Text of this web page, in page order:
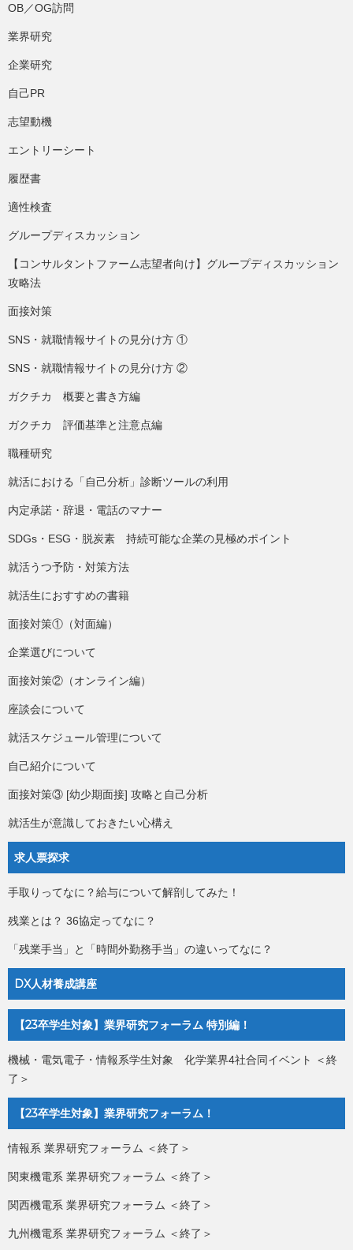
OB／OG訪問
業界研究
企業研究
自己PR
志望動機
エントリーシート
履歴書
適性検査
グループディスカッション
【コンサルタントファーム志望者向け】グループディスカッション
攻略法
面接対策
SNS・就職情報サイトの見分け方 ①
SNS・就職情報サイトの見分け方 ②
ガクチカ 概要と書き方編
ガクチカ 評価基準と注意点編
職種研究
就活における「自己分析」診断ツールの利用
内定承諾・辞退・電話のマナー
SDGs・ESG・脱炭素 持続可能な企業の見極めポイント
就活うつ予防・対策方法
就活生におすすめの書籍
面接対策①（対面編）
企業選びについて
面接対策②（オンライン編）
座談会について
就活スケジュール管理について
自己紹介について
面接対策③ [幼少期面接] 攻略と自己分析
就活生が意識しておきたい心構え
求人票探求
手取りってなに？給与について解剖してみた！
残業とは？ 36協定ってなに？
「残業手当」と「時間外勤務手当」の違いってなに？
DX人材養成講座
【23卒学生対象】業界研究フォーラム 特別編！
機械・電気電子・情報系学生対象 化学業界4社合同イベント ＜終
了＞
【23卒学生対象】業界研究フォーラム！
情報系 業界研究フォーラム ＜終了＞
関東機電系 業界研究フォーラム ＜終了＞
関西機電系 業界研究フォーラム ＜終了＞
九州機電系 業界研究フォーラム ＜終了＞